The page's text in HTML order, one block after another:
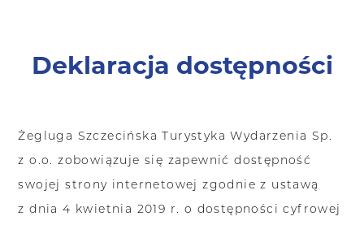
Deklaracja dostępności
Żegluga Szczecińska Turystyka Wydarzenia Sp.
z o.o. zobowiązuje się zapewnić dostępność
swojej strony internetowej zgodnie z ustawą
z dnia 4 kwietnia 2019 r. o dostępności cyfrowej